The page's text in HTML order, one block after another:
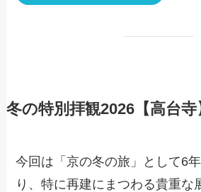
冬の特別拝観2026【高台
今回は「京の冬の旅」として6
り、特に再建にまつわる貴重な